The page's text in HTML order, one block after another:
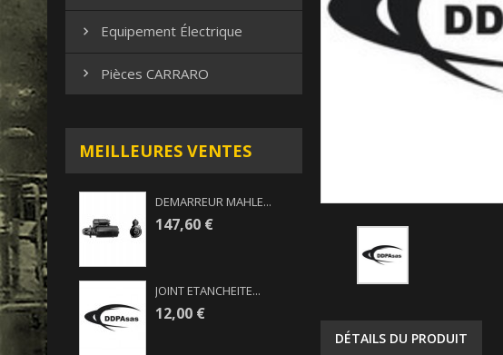
 Equipement Électrique
 Pièces CARRARO
MEILLEURES VENTES
DEMARREUR MAHLE...
147,60 €
JOINT ETANCHEITE...
12,00 €
DÉTAILS DU PRODUIT